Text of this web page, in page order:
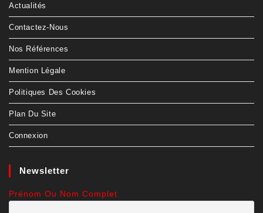
Actualités
Contactez-Nous
Nos Références
Mention Légale
Politiques Des Cookies
Plan Du Site
Connexion
Newsletter
Prénom Ou Nom Complet